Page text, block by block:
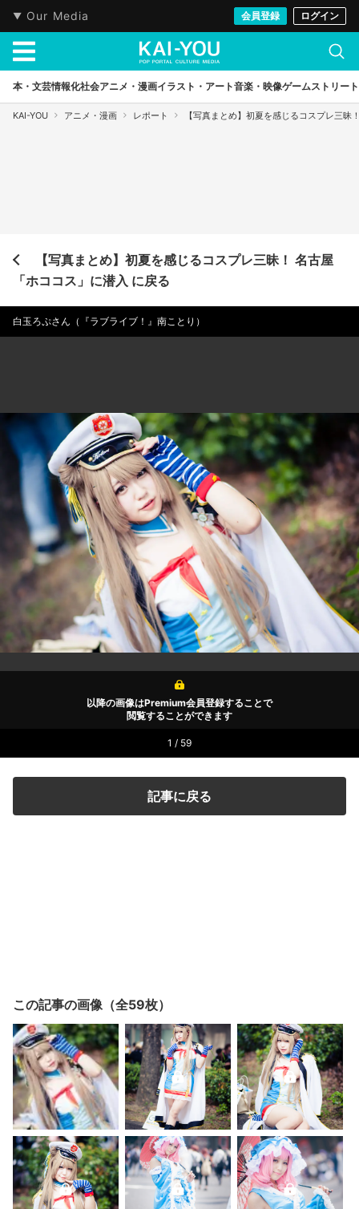
Our Media 会員登録 ログイン
本・文芸情報化社会アニメ・漫画イラスト・アート音楽・映像ゲームストリート
KAI-YOU アニメ・漫画 レポート 【写真まとめ】初夏を感じるコスプレ三昧
【写真まとめ】初夏を感じるコスプレ三昧！ 名古屋
「ホココス」に潜入 に戻る
白玉ろぷさん（『ラブライブ！』南ことり）
以降の画像はPremium会員登録することで
閲覧することができます
1 / 59
記事に戻る
この記事の画像（全59枚）